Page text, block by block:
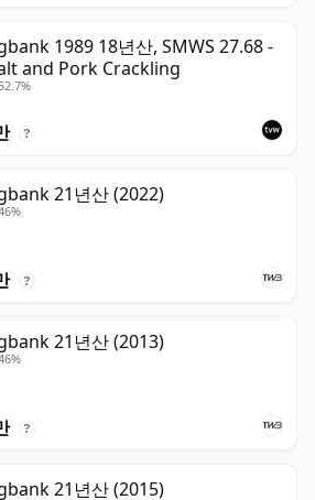
1989 18년산, SMWS 27.68 -
and Pork Crackling
?
21년산 (2022)
?
21년산 (2013)
?
21년산 (2015)